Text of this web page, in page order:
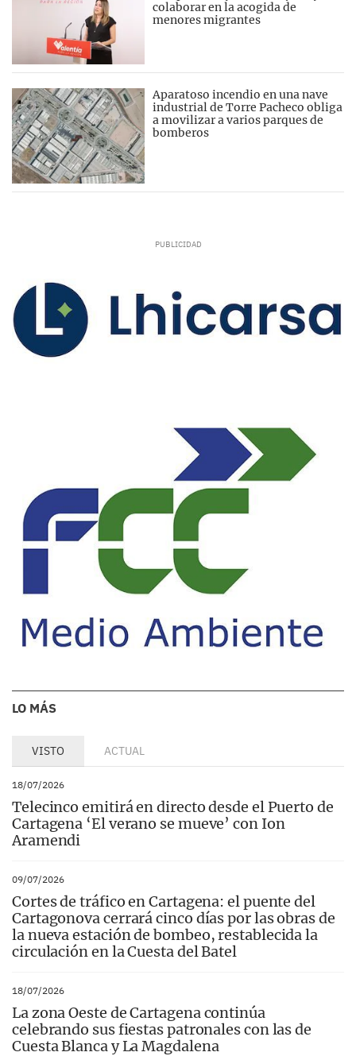
colaborar en la acogida de
menores migrantes
Aparatoso incendio en una nave
industrial de Torre Pacheco obliga
a movilizar a varios parques de
bomberos
LO MÁS
VISTO ACTUAL
18/07/2026
Telecinco emitirá en directo desde el Puerto de
Cartagena ‘El verano se mueve’ con Ion
Aramendi
09/07/2026
Cortes de tráfico en Cartagena: el puente del
Cartagonova cerrará cinco días por las obras de
la nueva estación de bombeo, restablecida la
circulación en la Cuesta del Batel
18/07/2026
La zona Oeste de Cartagena continúa
celebrando sus fiestas patronales con las de
Cuesta Blanca y La Magdalena